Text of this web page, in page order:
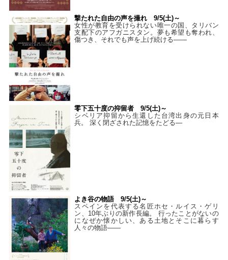
撃たれた自由の声を撮れ 9/5(土)～
女性が教育を受けられない唯一の国、タリバン
支配下のアフガニスタン。夢も希望も奪われ、
傷つき、それでも声を上げ続ける——
零下五十度の抑留者 9/5(土)～
シベリア抑留から生還した台湾出身の元日本
兵。 深く閉ざされた記憶をたどる—
よき谷の物語 9/5(土)～
スペインを代表する名匠ホセ・ルイス・ゲリ
ン、10年ぶりの新作長編。 行ったことがないの
になぜか懐かしい、ある土地とそこに暮らす
人々の物語――